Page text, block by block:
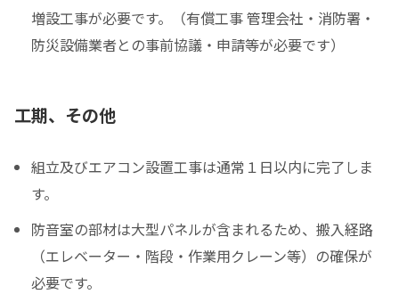
増設工事が必要です。（有償工事 管理会社・消防署・
防災設備業者との事前協議・申請等が必要です）
工期、その他
組立及びエアコン設置工事は通常１日以内に完了しま
す。
防音室の部材は大型パネルが含まれるため、搬入経路
（エレベーター・階段・作業用クレーン等）の確保が
必要です。